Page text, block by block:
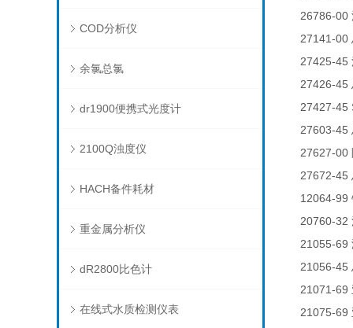
COD分析仪
余氯总氯
dr1900便携式光度计
2100Q浊度仪
HACH备件耗材
重金属分析仪
dR2800比色计
在线式水质检测仪表
26786-00
27141-00
27425-45
27426-45
27427-45
27603-45
27627-00
27672-45
12064-99
20760-32
21055-69
21056-45
21071-69
21075-69